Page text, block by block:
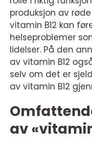
produksjon av
vitamin B12 kan
helseproblemer
lidelser. På den
av vitamin B12
selv om det er
av vitamin B12
av